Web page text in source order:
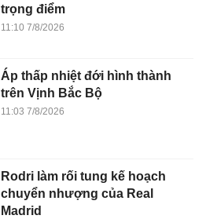
trọng điểm
11:10 7/8/2026
Áp thấp nhiệt đới hình thành
trên Vịnh Bắc Bộ
11:03 7/8/2026
Rodri làm rối tung kế hoạch
chuyển nhượng của Real
Madrid